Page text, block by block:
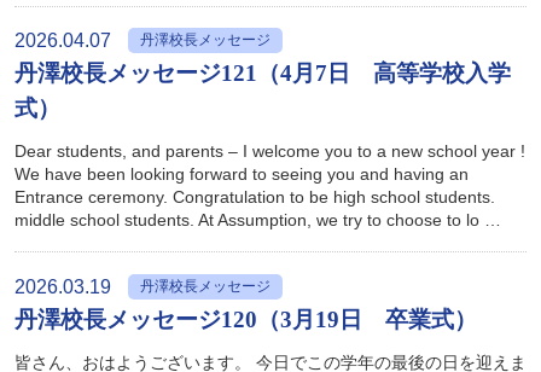
2026.04.07 丹澤校長メッセージ
丹澤校長メッセージ121（4月7日 高等学校入学
式）
Dear students, and parents – I welcome you to a new school year !
We have been looking forward to seeing you and having an
Entrance ceremony. Congratulation to be high school students.
middle school students. At Assumption, we try to choose to lo …
2026.03.19 丹澤校長メッセージ
丹澤校長メッセージ120（3月19日 卒業式）
皆さん、おはようございます。 今日でこの学年の最後の日を迎えま